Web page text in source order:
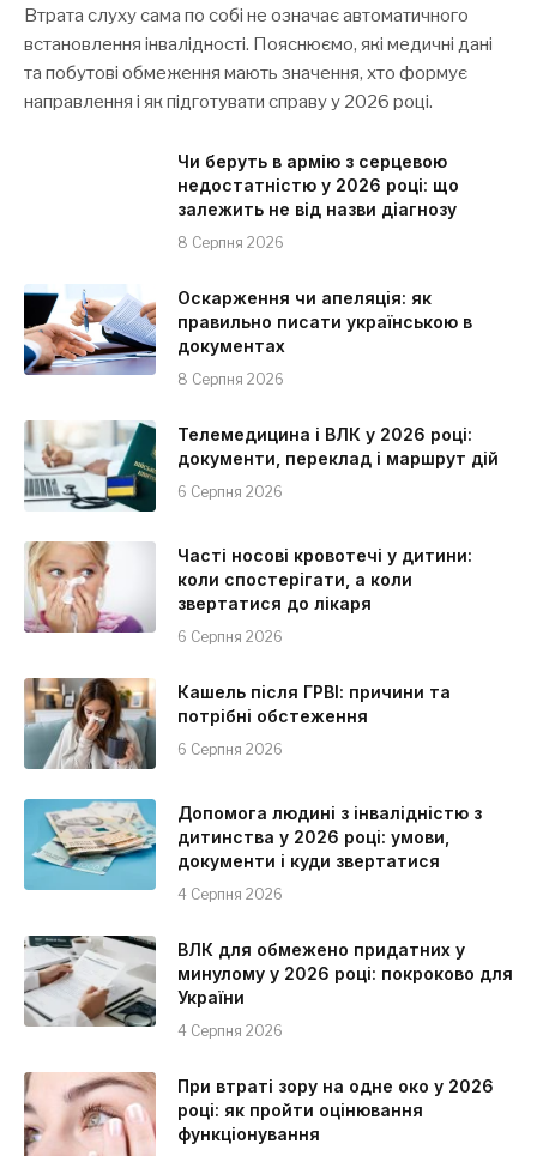
Втрата слуху сама по собі не означає автоматичного
встановлення інвалідності. Пояснюємо, які медичні дані
та побутові обмеження мають значення, хто формує
направлення і як підготувати справу у 2026 році.
Чи беруть в армію з серцевою
недостатністю у 2026 році: що
залежить не від назви діагнозу
8 Серпня 2026
Оскарження чи апеляція: як
правильно писати українською в
документах
8 Серпня 2026
Телемедицина і ВЛК у 2026 році:
документи, переклад і маршрут дій
6 Серпня 2026
Часті носові кровотечі у дитини:
коли спостерігати, а коли
звертатися до лікаря
6 Серпня 2026
Кашель після ГРВІ: причини та
потрібні обстеження
6 Серпня 2026
Допомога людині з інвалідністю з
дитинства у 2026 році: умови,
документи і куди звертатися
4 Серпня 2026
ВЛК для обмежено придатних у
минулому у 2026 році: покроково для
України
4 Серпня 2026
При втраті зору на одне око у 2026
році: як пройти оцінювання
функціонування